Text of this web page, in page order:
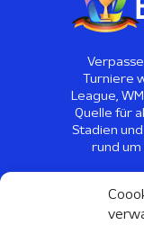
Turniere
League,
Quelle für
Stadien
rund um
©